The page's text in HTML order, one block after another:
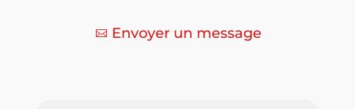
Envoyer un message